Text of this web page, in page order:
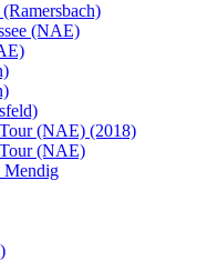
(NAE)
(NAE) (2018)
(NAE)
Mendig